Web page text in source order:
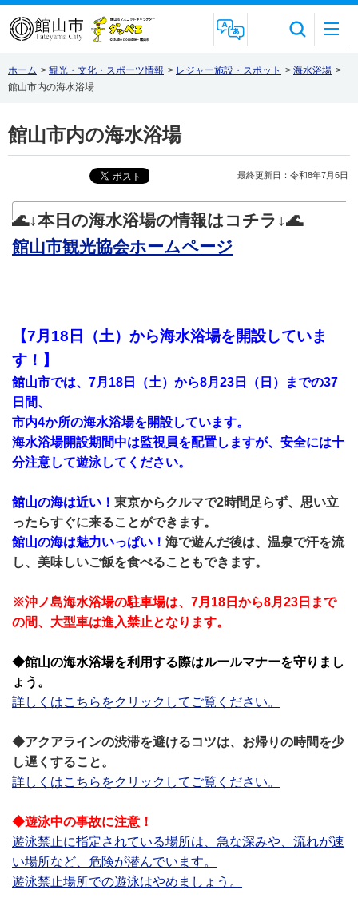
Foreign Language
ホーム > 観光・文化・スポーツ情報 > レジャー施設・スポット > 海水浴場 >
館山市内の海水浴場
館山市内の海水浴場
最終更新日：令和8年7月6日
🌊↓本日の海水浴場の情報はコチラ↓🌊
館山市観光協会ホームページ
【7月18日（土）から海水浴場を開設していま
す！】
館山市では、7月18日（土）から8月23日（日）までの37
日間、
市内4か所の海水浴場を開設しています。
海水浴場開設期間中は監視員を配置しますが、安全には十
分注意して遊泳してください。
館山の海は近い！ 東京からクルマで2時間足らず、思い立
ったらすぐに来ることができます。
館山の海は魅力いっぱい！ 海で遊んだ後は、温泉で汗を流
し、美味しいご飯を食べることもできます。
※沖ノ島海水浴場の駐車場は、7月18日から8月23日まで
の間、大型車は進入禁止となります。
◆館山の海水浴場を利用する際はルールマナーを守りまし
ょう。
詳しくはこちらをクリックしてご覧ください。
◆アクアラインの渋滞を避けるコツは、お帰りの時間を少
し遅くすること。
詳しくはこちらをクリックしてご覧ください。
◆遊泳中の事故に注意！
遊泳禁止に指定されている場所は、急な深みや、流れが速
い場所など、危険が潜んでいます。
遊泳禁止場所での遊泳はやめましょう。